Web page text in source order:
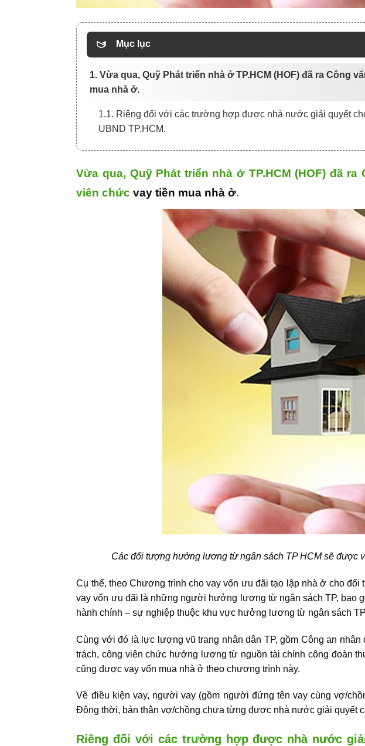
Mục lục
1. Vừa qua, Quỹ Phát triển nhà ở TP.HCM (HOF) đã ra Công
mua nhà ở.
1.1. Riêng đối với các trường hợp được nhà nước giải quyết
UBND TP.HCM.
Vừa qua, Quỹ Phát triển nhà ở TP.HCM (HOF) đã
viên chứcvay tiền mua nhà ở.
Các đối tượng hưởng lương từ ngân sách TP HCM sẽ được
Cụ thể, theo Chương trình chovay vốn ưu đãi tạo lập nhà ở cho đối
vay vốn ưu đãi là những người hưởng lương từ ngân sách TP, bao
hành chính – sự nghiệp thuộc khu vực hưởng lương từ ngân sách
Cùng với đó là lực lượng vũ trang nhân dân TP, gồm Công an
trách, công viên chức hưởng lương từ nguồn tài chính công đoàn
cũng đượcvay vốn mua nhà ở theo chương trình này.
Về điều kiện vay, người vay (gồm người đứng tên vay cùng vợ/
Đông thời, bản thân vợ/chồng chưa từng được nhà nước giải quyết
Riêng đối với các trường hợp được nhà nước